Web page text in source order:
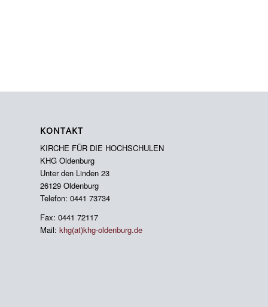
KONTAKT
KIRCHE FÜR DIE HOCHSCHULEN
KHG Oldenburg
Unter den Linden 23
26129 Oldenburg
Telefon: 0441 73734
Fax: 0441 72117
Mail: khg(at)khg-oldenburg.de